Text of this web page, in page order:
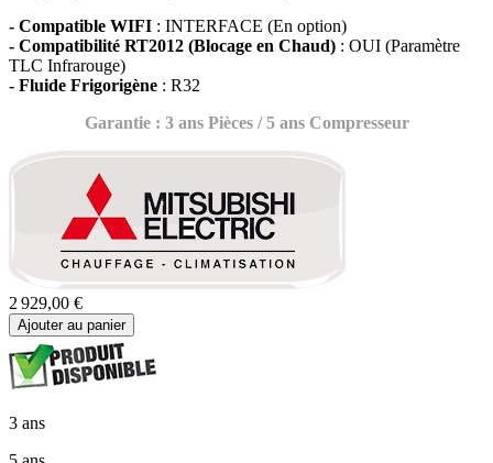
- Compatible WIFI : INTERFACE (En option)
- Compatibilité RT2012 (Blocage en Chaud) : OUI (Paramètre
TLC Infrarouge)
- Fluide Frigorigène : R32
Garantie : 3 ans Pièces / 5 ans Compresseur
2 929,00 €
Ajouter au panier
3 ans